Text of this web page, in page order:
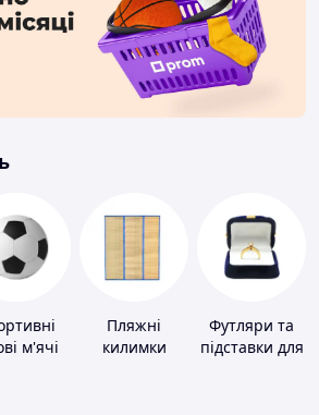
м'ячі
Пляжні
килимки
Футляри та
підставки для